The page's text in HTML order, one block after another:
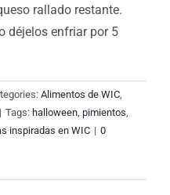
rallado restante.
déjelos enfriar por 5
Alimentos de WIC,
| Tags: halloween, pimientos,
inspiradas en WIC | 0